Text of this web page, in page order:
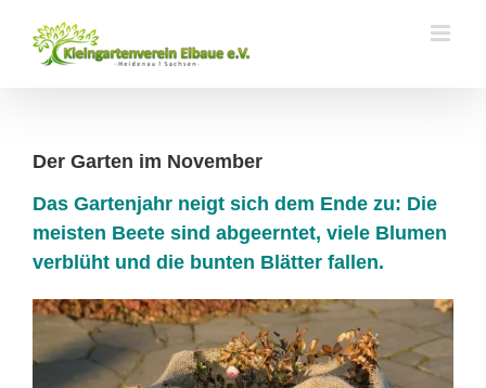
Inhalt
springen
Der Garten im November
Das Gartenjahr neigt sich dem Ende zu: Die
meisten Beete sind abgeerntet, viele Blumen
verblüht und die bunten Blätter fallen.